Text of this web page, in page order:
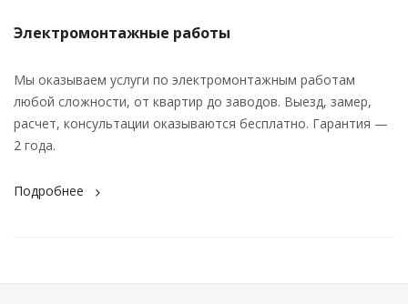
Электромонтажные работы
Мы оказываем услуги по электромонтажным работам
любой сложности, от квартир до заводов. Выезд, замер,
расчет, консультации оказываются бесплатно. Гарантия —
2 года.
Подробнее